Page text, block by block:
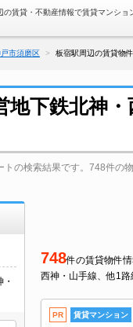
の賃貸・不動産情報で賃貸マンショ
市須磨区 板宿駅周辺の賃貸物
地下鉄北神
の検索結果です。748件の
748件の賃貸物件
西神・山手線、他1
PR 賃貸マンション